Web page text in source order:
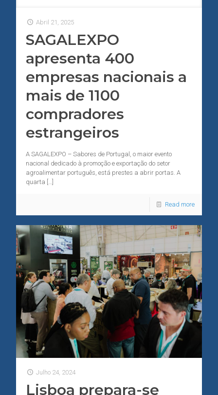
Abril 21, 2025
SAGALEXPO
apresenta 400
empresas nacionais a
mais de 1100
compradores
estrangeiros
A SAGALEXPO – Sabores de Portugal, o maior evento
nacional dedicado à promoção e exportação do setor
agroalimentar português, está prestes a abrir portas. A
quarta […]
Read more
Julho 24, 2024
Lisboa prepara-se